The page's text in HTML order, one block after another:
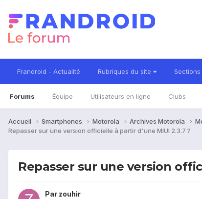
Frandroid - Actualité Rubriques du site
Forums Équipe Utilisateurs en ligne Clubs
Accueil Smartphones Motorola Archives Motorola
Repasser sur une version officielle à partir d'une MIUI 2.3.7 ?
Repasser sur une version
Par zouhir